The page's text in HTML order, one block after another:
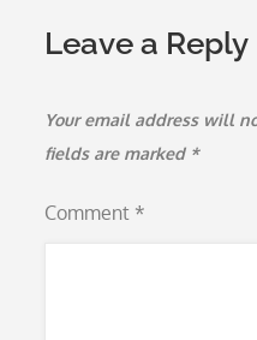
Leave a Reply
Your email address will
fields are marked *
Comment *